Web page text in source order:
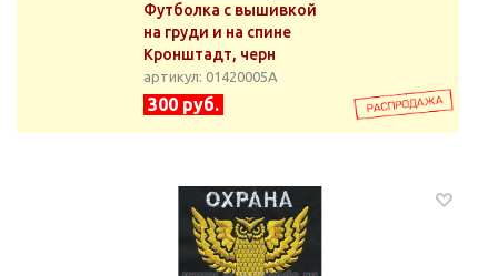
Футболка с вышивкой
на груди и на спине
Кронштадт, черн
артикул: 01420005А
300 руб.